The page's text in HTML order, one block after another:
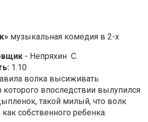
музыкальная комедия в 2-х
- Непряхин С.
1.10
волка высиживать
которого впоследствии вылупился
такой милый, что волк
собственного ребенка.